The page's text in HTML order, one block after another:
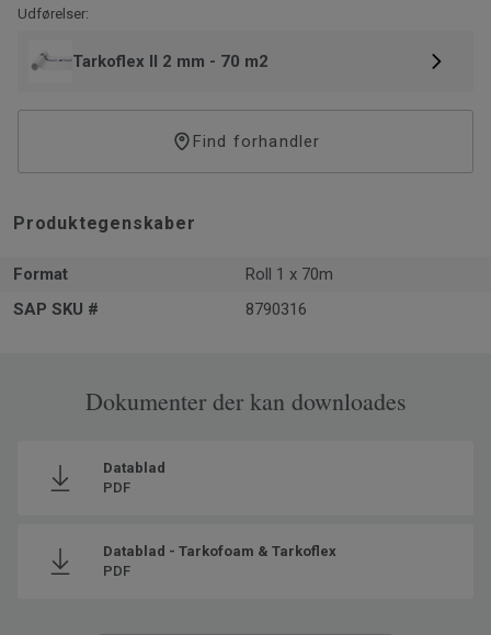
Udførelser:
Tarkoflex II 2 mm - 70 m2
Find forhandler
Produktegenskaber
Format
Roll 1 x 70m
SAP SKU #
8790316
Dokumenter der kan downloades
Datablad
PDF
Datablad - Tarkofoam & Tarkoflex
PDF